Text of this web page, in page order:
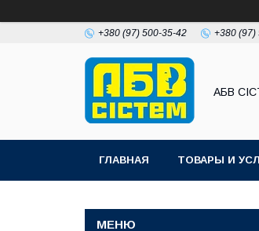
+380 (97) 500-35-42 +380 (97)
АБВ
ГЛАВНАЯ ТОВАРЫ И